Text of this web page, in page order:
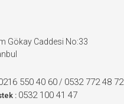
Gökay Caddesi No:33
550 40 60 / 0532 772 48 72
: 0532 100 41 47